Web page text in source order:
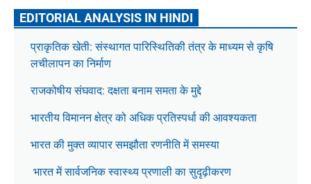
EDITORIAL ANALYSIS IN HINDI
प्राकृतिक खेती: संस्थागत पारिस्थितिकी तंत्र के माध्यम से कृषि
लचीलापन का निर्माण
राजकोषीय संघवाद: दक्षता बनाम समता के मुद्दे
भारतीय विमानन क्षेत्र को अधिक प्रतिस्पर्धा की आवश्यकता
भारत की मुक्त व्यापार समझौता रणनीति में समस्या
भारत में सार्वजनिक स्वास्थ्य प्रणाली का सुदृढ़ीकरण